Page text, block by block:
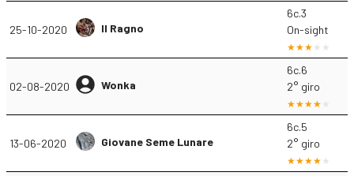
25-10-2020 Il Ragno
6c.3
On-sight
02-08-2020 Wonka
6c.6
2° giro
13-06-2020 Giovane Seme Lunare
6c.5
2° giro